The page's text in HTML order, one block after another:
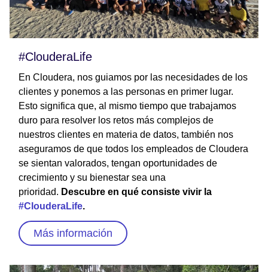
#ClouderaLife
En Cloudera, nos guiamos por las necesidades de los
clientes y ponemos a las personas en primer lugar.
Esto significa que, al mismo tiempo que trabajamos
duro para resolver los retos más complejos de
nuestros clientes en materia de datos, también nos
aseguramos de que todos los empleados de Cloudera
se sientan valorados, tengan oportunidades de
crecimiento y su bienestar sea una
prioridad. Descubre en qué consiste vivir la
#ClouderaLife.
Más información